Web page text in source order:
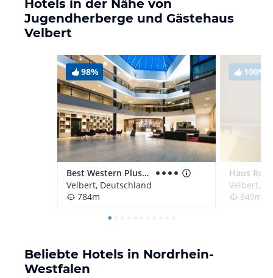
Hotels in der Nähe von
Jugendherberge und Gästehaus
Velbert
98%
Best Western Plus Parkhotel Velbert
Velbert, Deutschland
784m
100%
Haus
Velbert,
849m
Beliebte Hotels in Nordrhein-
Westfalen